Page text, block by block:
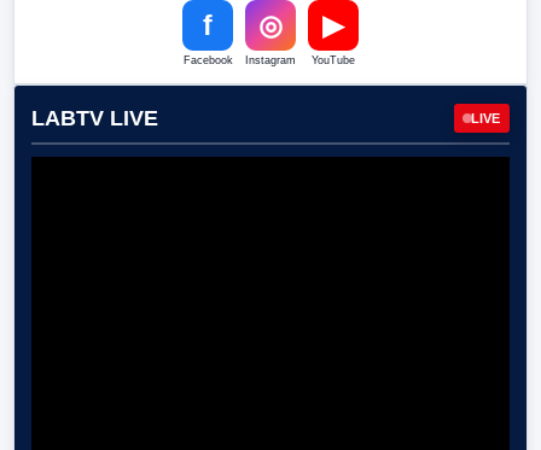
f
Facebook
◎
Instagram
▶
YouTube
LABTV LIVE LIVE